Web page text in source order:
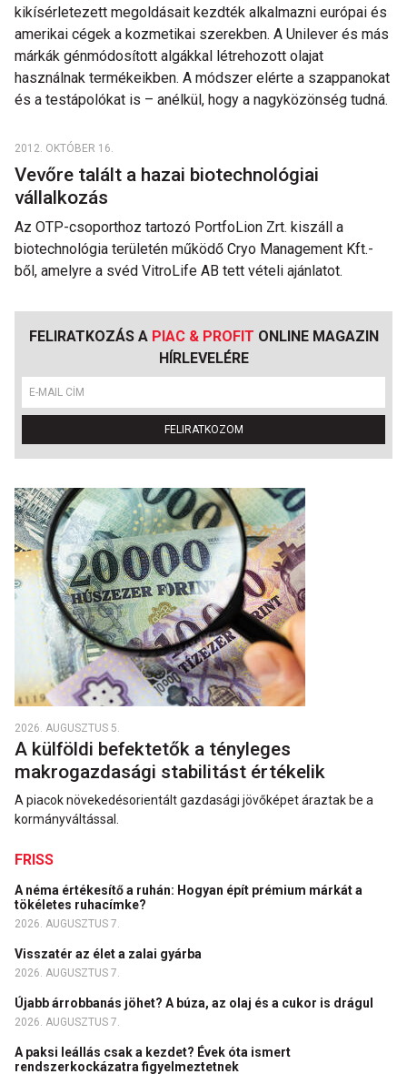
kikísérletezett megoldásait kezdték alkalmazni európai és
amerikai cégek a kozmetikai szerekben. A Unilever és más
márkák génmódosított algákkal létrehozott olajat
használnak termékeikben. A módszer elérte a szappanokat
és a testápolókat is – anélkül, hogy a nagyközönség tudná.
2012. OKTÓBER 16.
Vevőre talált a hazai biotechnológiai
vállalkozás
Az OTP-csoporthoz tartozó PortfoLion Zrt. kiszáll a
biotechnológia területén működő Cryo Management Kft.-
ből, amelyre a svéd VitroLife AB tett vételi ajánlatot.
FELIRATKOZÁS A PIAC & PROFIT ONLINE MAGAZIN
HÍRLEVELÉRE
FELIRATKOZOM
2026. AUGUSZTUS 5.
A külföldi befektetők a tényleges
makrogazdasági stabilitást értékelik
A piacok növekedésorientált gazdasági jövőképet áraztak be a
kormányváltással.
FRISS
A néma értékesítő a ruhán: Hogyan épít prémium márkát a
tökéletes ruhacímke?
2026. AUGUSZTUS 7.
Visszatér az élet a zalai gyárba
2026. AUGUSZTUS 7.
Újabb árrobbanás jöhet? A búza, az olaj és a cukor is drágul
2026. AUGUSZTUS 7.
A paksi leállás csak a kezdet? Évek óta ismert
rendszerkockázatra figyelmeztetnek